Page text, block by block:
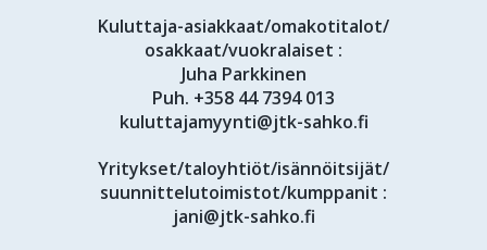
Kuluttaja-asiakkaat/omakotitalot/
osakkaat/vuokralaiset :
Juha Parkkinen
Puh. +358 44 7394 013
kuluttajamyynti@jtk-sahko.fi
Yritykset/taloyhtiöt/isännöitsijät/
suunnittelutoimistot/kumppanit :
jani@jtk-sahko.fi